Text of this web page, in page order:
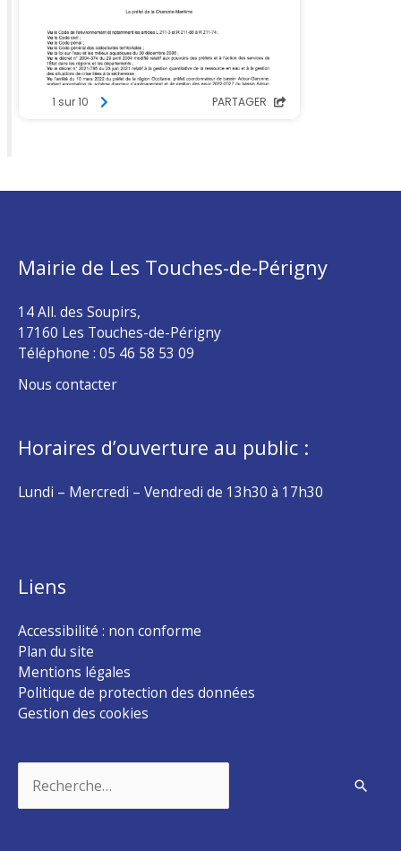
Mairie de Les Touches-de-Périgny
14 All. des Soupirs,
17160 Les Touches-de-Périgny
Téléphone : 05 46 58 53 09
Nous contacter
Horaires d’ouverture au public :
Lundi – Mercredi – Vendredi de 13h30 à 17h30
Liens
Accessibilité : non conforme
Plan du site
Mentions légales
Politique de protection des données
Gestion des cookies